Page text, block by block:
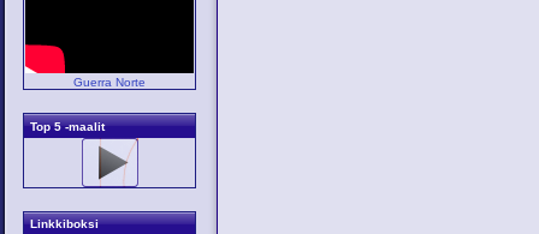
Guerra Norte
Top 5 -maalit
Linkkiboksi